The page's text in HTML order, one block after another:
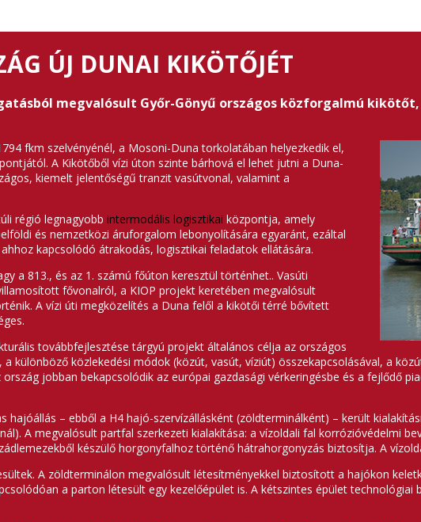
ÚJ DUNAI KIKÖTŐJÉT
megvalósult Győr-Gönyű országos közforgalmú
fkm szelvényénél, a Mosoni-Duna torkolatában helyezkedik el,
A Kikötőből vízi úton szinte bárhová el lehet jutni a Duna-
kiemelt jelentőségű tranzit vasútvonal, valamint a
régió legnagyobbintermodális logisztikai központja, amely
és nemzetközi áruforgalom lebonyolítására egyaránt, ezáltal
kapcsolódó átrakodás, logisztikai feladatok ellátására.
a 813., és az 1. számú főúton keresztül történhet.. Vasúti
fővonalról, a KIOP projekt keretében megvalósult
A vízi úti megközelítés a Duna felől a kikötői térré bővített
továbbfejlesztése tárgyú projekt általános célja az országos
különböző közlekedési módok (közút, vasút, víziút) összekapcsolásával, a
jobban bekapcsolódik az európai gazdasági vérkeringésbe és a fejlődő
hajóállás – ebből a H4 hajó-szervízállásként (zöldterminálként) – került
A megvalósult partfal szerkezeti kialakítása: a vízoldali fal korrózióvédelmi
készülő horgonyfalhoz történő hátrahorgonyzás biztosítja. A
A zöldterminálon megvalósult létesítményekkel biztosított a hajókon
a parton létesült egy kezelőépület is. A kétszintes épület technológiai